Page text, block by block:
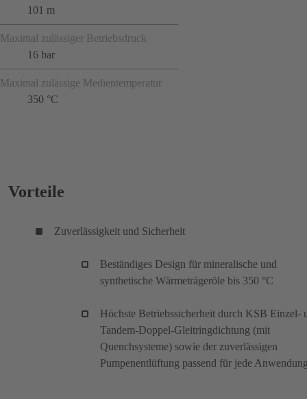
101 m
Maximal zulässiger Betriebsdruck
16 bar
Maximal zulässige Medientemperatur
350 °C
Vorteile
Zuverlässigkeit und Sicherheit
Beständiges Design für mineralische und
synthetische Wärmeträgeröle bis 350 °C
Höchste Betriebssicherheit durch KSB Einzel-
Tandem-Doppel-Gleitringdichtung (mit
Quenchsysteme) sowie der zuverlässigen
Pumpenentlüftung passend für jede